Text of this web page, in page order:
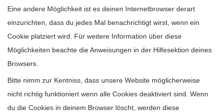
Eine andere Möglichkeit ist es deinen Internetbrowser derart
einzurichten, dass du jedes Mal benachrichtigt wirst, wenn ein
Cookie platziert wird. Für weitere Information über diese
Möglichkeiten beachte die Anweisungen in der Hilfesektion deines
Browsers.
Bitte nimm zur Kentniss, dass unsere Website möglicherweise
nicht richtig funktioniert wenn alle Cookies deaktiviert sind. Wenn
du die Cookies in deinem Browser löscht, werden diese